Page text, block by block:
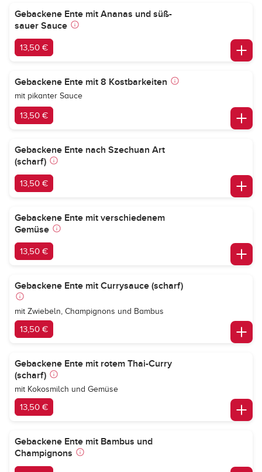
Gebackene Ente mit Ananas und süß-
sauer Sauce
13,50 €
Gebackene Ente mit 8 Kostbarkeiten
mit pikanter Sauce
13,50 €
Gebackene Ente nach Szechuan Art
(scharf)
13,50 €
Gebackene Ente mit verschiedenem
Gemüse
13,50 €
Gebackene Ente mit Currysauce (scharf)
mit Zwiebeln, Champignons und Bambus
13,50 €
Gebackene Ente mit rotem Thai-Curry
(scharf)
mit Kokosmilch und Gemüse
13,50 €
Gebackene Ente mit Bambus und
Champignons